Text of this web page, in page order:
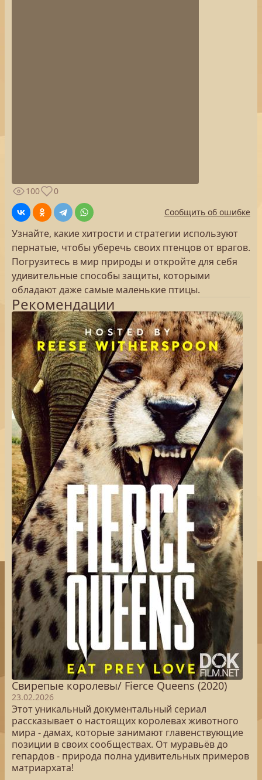
100
0
Сообщить об ошибке
Узнайте, какие хитрости и стратегии используют
пернатые, чтобы уберечь своих птенцов от врагов.
Погрузитесь в мир природы и откройте для себя
удивительные способы защиты, которыми
обладают даже самые маленькие птицы.
Рекомендации
Свирепые королевы/ Fierce Queens (2020)
23.02.2026
Этот уникальный документальный сериал
рассказывает о настоящих королевах животного
мира - дамах, которые занимают главенствующие
позиции в своих сообществах. От муравьёв до
гепардов - природа полна удивительных примеров
матриархата!